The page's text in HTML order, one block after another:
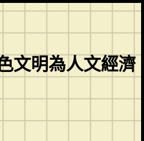
文明為人文經濟